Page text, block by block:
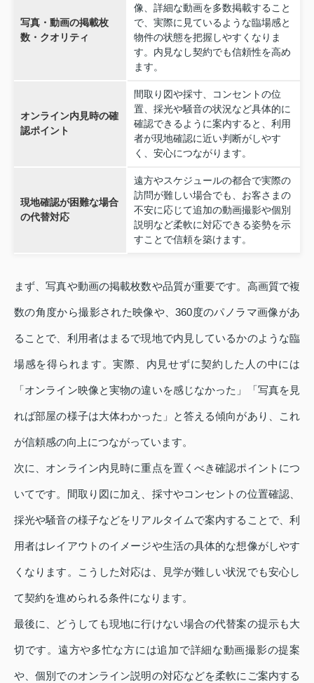
写真・動画の掲載枚
数・クオリティ
像、詳細な動画を多数掲載すること
で、実際に見ているような臨場感と
物件の状態を把握しやすくなりま
す。内見なし契約でも信頼性を高め
ます。
オンライン内見時の確
認ポイント
間取り図や採寸、コンセントの位
置、採光や騒音の状況など具体的に
確認できるように案内すると、利用
者が現地確認に近い判断がしやす
く、安心につながります。
現地確認が困難な場合
の代替対応
遠方やスケジュールの都合で実際の
訪問が難しい場合でも、お客さまの
不安に応じて追加の動画撮影や個別
説明など柔軟に対応できる姿勢を示
すことで信頼を築けます。
まず、写真や動画の掲載枚数や品質が重要です。高画質で複
数の角度から撮影された映像や、360度のパノラマ画像があ
ることで、利用者はまるで現地で内見しているかのような臨
場感を得られます。実際、内見せずに契約した人の中には
「オンライン映像と実物の違いを感じなかった」「写真を見
れば部屋の様子は大体わかった」と答える傾向があり、これ
が信頼感の向上につながっています。
次に、オンライン内見時に重点を置くべき確認ポイントにつ
いてです。間取り図に加え、採寸やコンセントの位置確認、
採光や騒音の様子などをリアルタイムで案内することで、利
用者はレイアウトのイメージや生活の具体的な想像がしやす
くなります。こうした対応は、見学が難しい状況でも安心し
て契約を進められる条件になります。
最後に、どうしても現地に行けない場合の代替案の提示も大
切です。遠方や多忙な方には追加で詳細な動画撮影の提案
や、個別でのオンライン説明の対応などを柔軟にご案内する